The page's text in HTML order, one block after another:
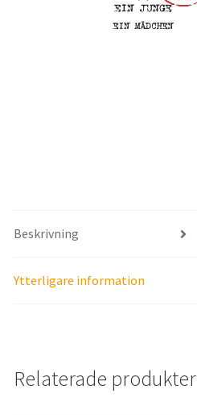
Beskrivning
Ytterligare information
Relaterade produkter